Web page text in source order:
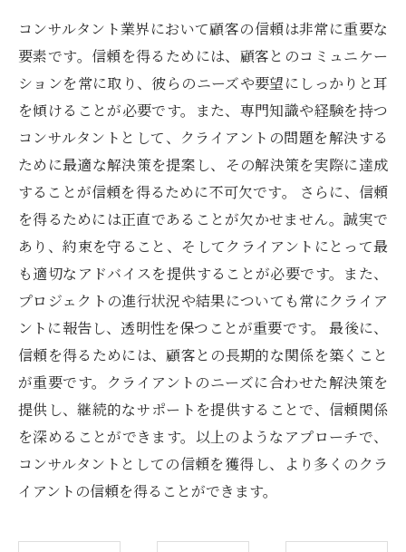
コンサルタント業界において顧客の信頼は非常に重要な
要素です。信頼を得るためには、顧客とのコミュニケー
ションを常に取り、彼らのニーズや要望にしっかりと耳
を傾けることが必要です。また、専門知識や経験を持つ
コンサルタントとして、クライアントの問題を解決する
ために最適な解決策を提案し、その解決策を実際に達成
することが信頼を得るために不可欠です。 さらに、信頼
を得るためには正直であることが欠かせません。誠実で
あり、約束を守ること、そしてクライアントにとって最
も適切なアドバイスを提供することが必要です。また、
プロジェクトの進行状況や結果についても常にクライア
ントに報告し、透明性を保つことが重要です。 最後に、
信頼を得るためには、顧客との長期的な関係を築くこと
が重要です。クライアントのニーズに合わせた解決策を
提供し、継続的なサポートを提供することで、信頼関係
を深めることができます。以上のようなアプローチで、
コンサルタントとしての信頼を獲得し、より多くのクラ
イアントの信頼を得ることができます。